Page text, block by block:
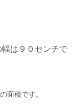
は９０センチで
面積です。